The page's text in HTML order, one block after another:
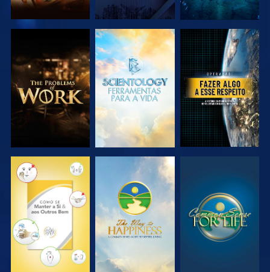
EXPLORAR A
SÉRIE
EXPLORAR A
SÉRIE
VER
VER VER VER